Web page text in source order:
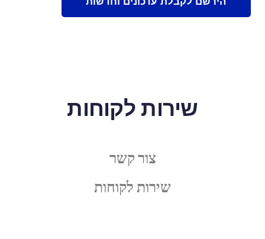
שירות לקוחות
צור קשר
שירות לקוחות